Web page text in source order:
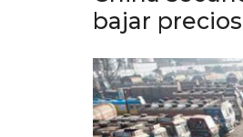
bajar precios